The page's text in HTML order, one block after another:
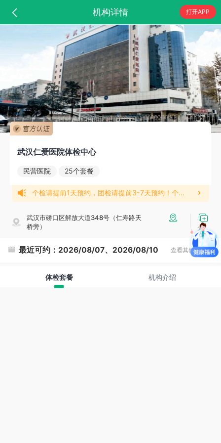
机构详情 打开APP
武汉仁爱医院体检中心
民营医院 25个套餐
个检请提前1天预约，团检请提前3-7天预约！个人入职报告早上9点前体检完，最快当天可拿报告，9点后体检完成无特殊情况次日可领取报告，具体时间咨询医院老师即可！nn夏季接诊时间：早上7点30到11点30，下午2点到4点30
武汉市硚口区解放大道348号（仁寿路天
桥旁）
复
制
最近可约： 2026/08/07、2026/08/10 查看其他时间
体检套餐 机构介绍